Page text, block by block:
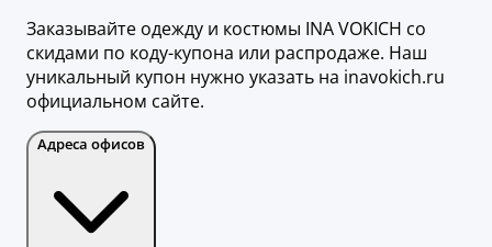
Заказывайте одежду и костюмы INA VOKICH со
скидами по коду-купона или распродаже. Наш
уникальный купон нужно указать на inavokich.ru
официальном сайте.
Адреса офисов